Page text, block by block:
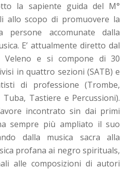
la sapiente guida del M°
allo scopo di promuovere la
persone accomunate dalla
E’ attualmente diretto dal
Veleno e si compone di 30
in quattro sezioni (SATB) e
di professione (Trombe,
Tastiere e Percussioni).
incontrato sin dai primi
sempre più ampliato il suo
dalla musica sacra alla
profana ai negro spirituals,
alle composizioni di autori